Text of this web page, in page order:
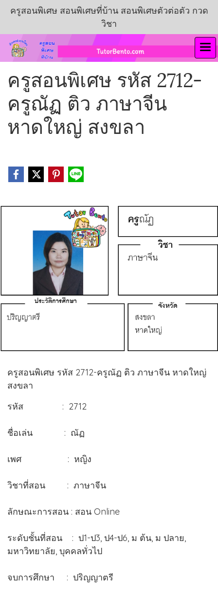
ครูสอนพิเศษ สอนพิเศษที่บ้าน สอนพิเศษตัวต่อตัว กวด
วิชา
ครูสอนพิเศษ รหัส 2712-
ครูณัฏ ติว ภาษาจีน
หาดใหญ่ สงขลา
ครูสอนพิเศษ รหัส 2712-ครูณัฏ ติว ภาษาจีน หาดใหญ่
สงขลา
รหัส : 2712
ชื่อเล่น : ณัฏ
เพศ : หญิง
วิชาที่สอน : ภาษาจีน
ลักษณะการสอน : สอน Online
ระดับชั้นที่สอน : ป1-ป3, ป4-ป6, ม ต้น, ม ปลาย,
มหาวิทยาลัย, บุคคลทั่วไป
จบการศึกษา : ปริญญาตรี